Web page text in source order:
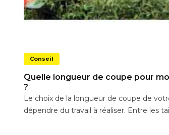
Conseil
Quelle longueur de coupe pour
?
Le choix de la longueur de coupe de
dépendre du travail à réaliser. Entre les